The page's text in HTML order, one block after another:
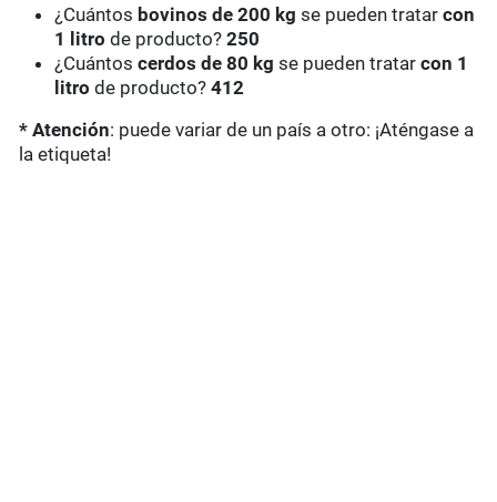
¿Cuántos bovinos de 200 kg se pueden tratarcon
1 litro de producto?250
¿Cuántoscerdos de 80 kg se pueden tratarcon 1
litro de producto?412
* Atención: puede variar de un país a otro: ¡Aténgase a
la etiqueta!